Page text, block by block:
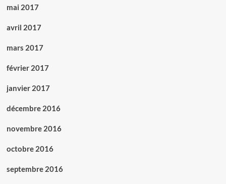
mai 2017
avril 2017
mars 2017
février 2017
janvier 2017
décembre 2016
novembre 2016
octobre 2016
septembre 2016